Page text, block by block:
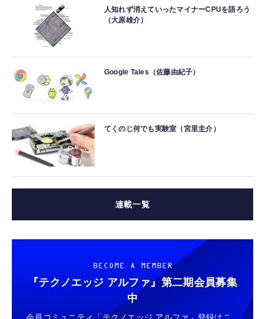
人知れず消えていったマイナーCPUを語ろう
（大原雄介）
Google Tales（佐藤由紀子）
てくのじ何でも実験室（宮里圭介）
連載一覧
BECOME A MEMBER
『テクノエッジ アルファ』 第二期会員募集
中